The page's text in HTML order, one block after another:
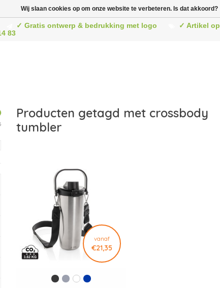
✓ Gratis ontwerp & bedrukking met logo
✓ Artikel
83
Producten getagd met crossbody
tumbler
vanaf
€21,35
Wij slaan cookies op om onze website te verbeteren. Is dat akkoord?